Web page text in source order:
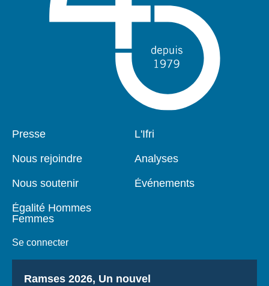
Pied
Presse
Nous rejoindre
Nous soutenir
Égalité Hommes
Femmes
Se connecter
Navigation
L'Ifri
Analyses
Événements
Titre
Ramses 2026, Un nouvel